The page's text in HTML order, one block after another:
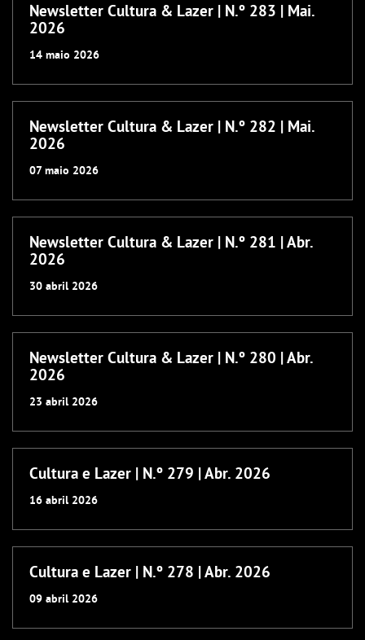
Newsletter Cultura & Lazer | N.º 283 | Mai.
2026
14 maio 2026
Newsletter Cultura & Lazer | N.º 282 | Mai.
2026
07 maio 2026
Newsletter Cultura & Lazer | N.º 281 | Abr.
2026
30 abril 2026
Newsletter Cultura & Lazer | N.º 280 | Abr.
2026
23 abril 2026
Cultura e Lazer | N.º 279 | Abr. 2026
16 abril 2026
Cultura e Lazer | N.º 278 | Abr. 2026
09 abril 2026